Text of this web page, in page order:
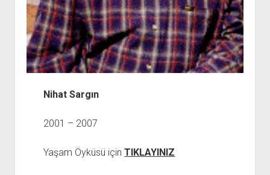
Nihat Sargın
2001 – 2007
Yaşam Öyküsü içinTIKLAYINIZ